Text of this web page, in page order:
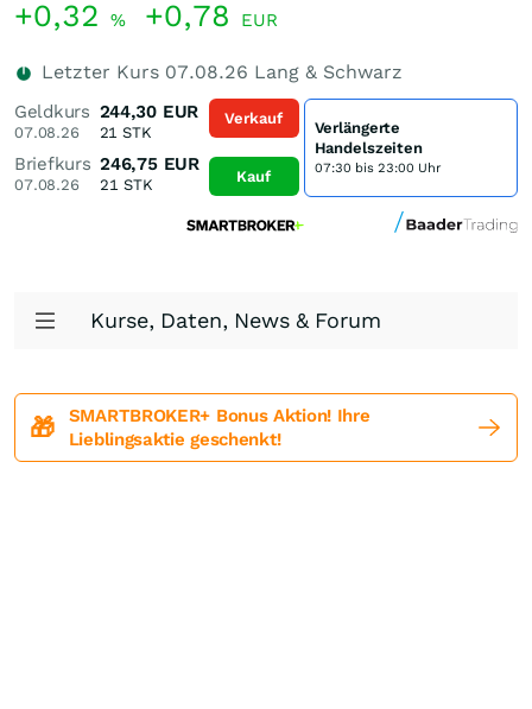
+0,32 % +0,78 EUR
Letzter Kurs 07.08.26 Lang & Schwarz
Geldkurs
07.08.26
244,30 EUR
21 STK
Briefkurs
07.08.26
246,75 EUR
21 STK
Verkauf
Kauf
Verlängerte
Handelszeiten
07:30 bis 23:00 Uhr
Kurse, Daten, News & Forum
🎁
SMARTBROKER+ Bonus Aktion! Ihre
Lieblingsaktie geschenkt!